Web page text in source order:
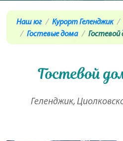
Наш юг Курорт Геленджик
Гостевые дома
Гостевой
Гостевой
Геленджик,